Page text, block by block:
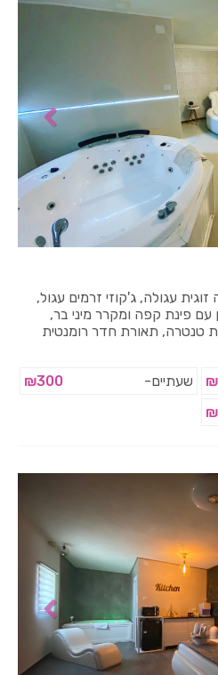
עגולה, ג'קוזי זרמים עגול,
עם פינת קפה ומקרר מיני בר,
טנטרה, תאורת חדר רומנטית
שעתיים-
₪300